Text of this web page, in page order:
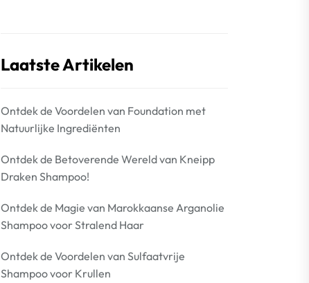
Laatste Artikelen
Ontdek de Voordelen van Foundation met
Natuurlijke Ingrediënten
Ontdek de Betoverende Wereld van Kneipp
Draken Shampoo!
Ontdek de Magie van Marokkaanse Arganolie
Shampoo voor Stralend Haar
Ontdek de Voordelen van Sulfaatvrije
Shampoo voor Krullen